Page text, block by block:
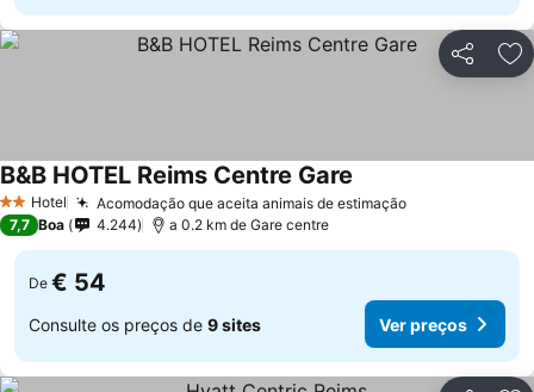
Partilhar
2 Estrelas
Hotel Acomodação que aceita animais de estimação
B&B HOTEL Reims Centre Gare
7,7 Boa 4.244 a 0.2 km de Gare centre
De € 54
Consulte os preços de 9 sites Ver preços